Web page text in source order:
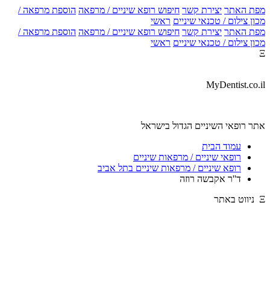
מפת האתר יצירת קשר חיפוש רופא שיניים / מרפאה הוספת מרפאה /
מכון צילום / טכנאי שיניים ראשי
מפת האתר יצירת קשר חיפוש רופא שיניים / מרפאה הוספת מרפאה /
מכון צילום / טכנאי שיניים ראשי
Ξ
MyDentist.co.il
אתר רופאי השיניים הגדול בישראל
עמוד הבית
רופאי שיניים / מרפאות שיניים
רופא שיניים / מרפאות שיניים בתל אביב
ד''ר אקבשה רוזה
Ξ ניווט באתר